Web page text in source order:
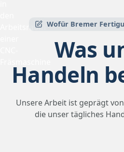
Wofür Bremer
Was
Handeln
Unsere Arbeit ist geprägt
die unser tägliches